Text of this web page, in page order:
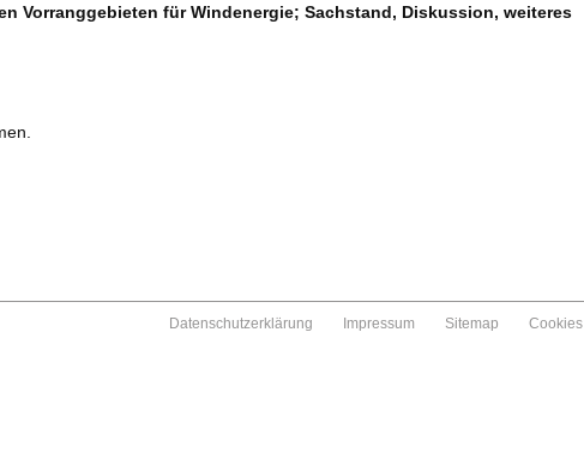
Vorranggebieten für Windenergie; Sachstand, Diskussion, weiteres
Datenschutzerklärung Impressum Sitemap Cookies